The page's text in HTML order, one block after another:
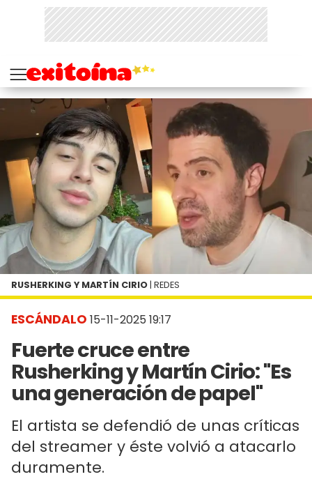
ESCÁNDALO 15-11-2025 19:17
Fuerte cruce entre
Rusherking y Martín Cirio: "Es
una generación de papel"
El artista se defendió de unas críticas
del streamer y éste volvió a atacarlo
duramente.
RUSHERKING Y MARTÍN CIRIO | REDES